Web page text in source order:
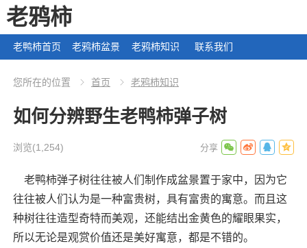
老鸦柿
老鸭柿首页 老鸦柿盆景 老鸦柿知识 联系我们
您所在的位置 首页 老鸦柿知识
如何分辨野生老鸭柿弹子树
浏览(1,254)
老鸭柿弹子树往往被人们制作成盆景置于家中，因为它
往往被人们认为是一种富贵树，具有富贵的寓意。而且这
种树往往造型奇特而美观，还能结出金黄色的耀眼果实，
所以无论是观赏价值还是美好寓意，都是不错的。